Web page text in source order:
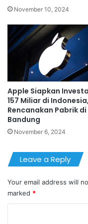
November 10, 2024
Apple Siapkan
157 Miliar di Indonesia,
Rencanakan Pabrik di
Bandung
November 6, 2024
Leave a Reply
Your email address will
marked *